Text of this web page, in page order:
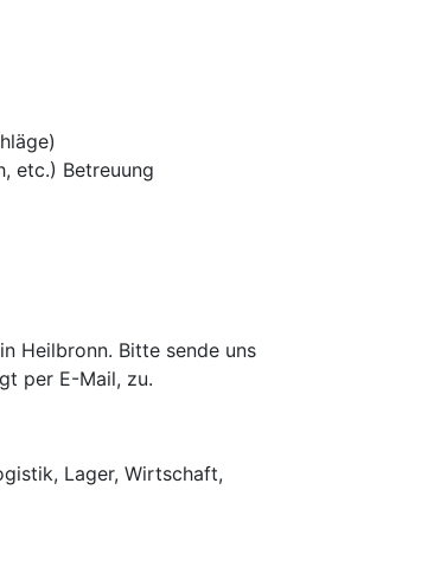
etc.) Betreuung
Heilbronn. Bitte sende uns
per E-Mail, zu.
Lager, Wirtschaft,